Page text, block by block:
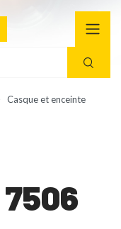
Casque et enceinte